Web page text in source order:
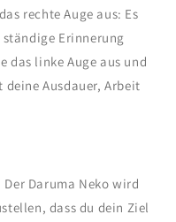
rechte Auge aus: Es
Erinnerung
das linke Auge aus und
Ausdauer, Arbeit
Der Daruma Neko wird
dass du dein Ziel